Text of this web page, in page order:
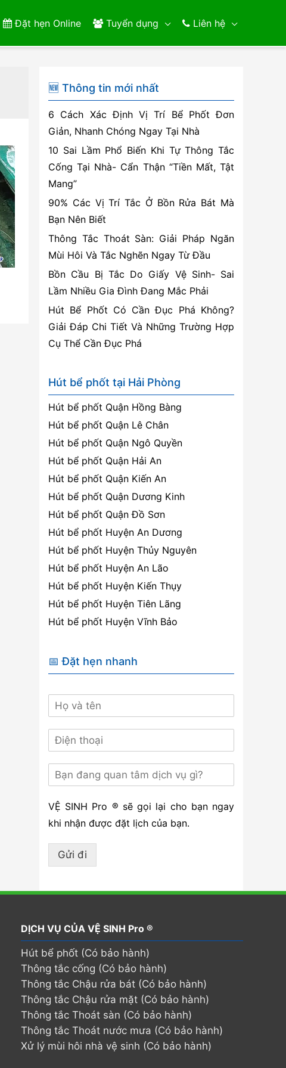
Đặt hẹn Online Tuyển dụng Liên hệ
🆕 Thông tin mới nhất
6 Cách Xác Định Vị Trí Bể Phốt Đơn
Giản, Nhanh Chóng Ngay Tại Nhà
10 Sai Lầm Phổ Biến Khi Tự Thông Tắc
Cống Tại Nhà- Cẩn Thận “Tiền Mất, Tật
Mang”
90% Các Vị Trí Tắc Ở Bồn Rửa Bát Mà
Bạn Nên Biết
Thông Tắc Thoát Sàn: Giải Pháp Ngăn
Mùi Hôi Và Tắc Nghẽn Ngay Từ Đầu
Bồn Cầu Bị Tắc Do Giấy Vệ Sinh- Sai
Lầm Nhiều Gia Đình Đang Mắc Phải
Hút Bể Phốt Có Cần Đục Phá Không?
Giải Đáp Chi Tiết Và Những Trường Hợp
Cụ Thể Cần Đục Phá
Hút bể phốt tại Hải Phòng
Hút bể phốt Quận Hồng Bàng
Hút bể phốt Quận Lê Chân
Hút bể phốt Quận Ngô Quyền
Hút bể phốt Quận Hải An
Hút bể phốt Quận Kiến An
Hút bể phốt Quận Dương Kinh
Hút bể phốt Quận Đồ Sơn
Hút bể phốt Huyện An Dương
Hút bể phốt Huyện Thủy Nguyên
Hút bể phốt Huyện An Lão
Hút bể phốt Huyện Kiến Thụy
Hút bể phốt Huyện Tiên Lãng
Hút bể phốt Huyện Vĩnh Bảo
📅 Đặt hẹn nhanh
VỆ SINH Pro ® sẽ gọi lại cho bạn ngay
khi nhận được đặt lịch của bạn.
Gửi đi
DỊCH VỤ CỦA VỆ SINH Pro ®
Hút bể phốt (Có bảo hành)
Thông tắc cống (Có bảo hành)
Thông tắc Chậu rửa bát (Có bảo hành)
Thông tắc Chậu rửa mặt (Có bảo hành)
Thông tắc Thoát sàn (Có bảo hành)
Thông tắc Thoát nước mưa (Có bảo hành)
Xử lý mùi hôi nhà vệ sinh (Có bảo hành)